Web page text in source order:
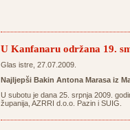
U Kanfanaru održana 19.
Glas istre, 27.07.2009.
Najljepši Bakin Antona Marasa iz
U subotu je dana 25. srpnja 2009.
županija, AZRRI d.o.o. Pazin i SUIG.